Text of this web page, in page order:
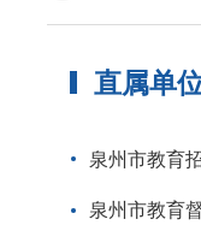
直属单
泉州市教育
泉州市教育